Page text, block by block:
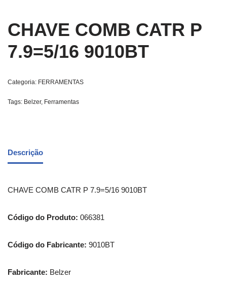
CHAVE COMB CATR P
7.9=5/16 9010BT
Categoria: FERRAMENTAS
Tags: Belzer, Ferramentas
Descrição
CHAVE COMB CATR P 7.9=5/16 9010BT
Código do Produto: 066381
Código do Fabricante: 9010BT
Fabricante: Belzer